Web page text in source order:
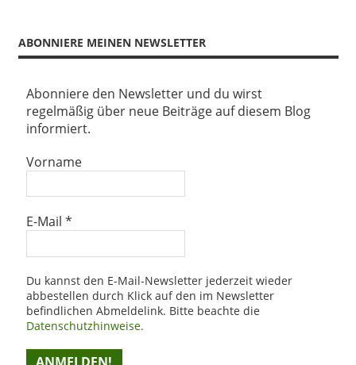
ABONNIERE MEINEN NEWSLETTER
Abonniere den Newsletter und du wirst
regelmäßig über neue Beiträge auf diesem Blog
informiert.
Vorname
E-Mail *
Du kannst den E-Mail-Newsletter jederzeit wieder
abbestellen durch Klick auf den im Newsletter
befindlichen Abmeldelink. Bitte beachte die
Datenschutzhinweise.